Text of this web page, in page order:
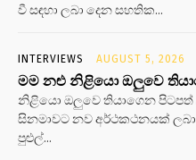
වී සඳහා ලබා දෙන සහතික...
INTERVIEWS AUGUST 5, 2026
මම නළු නිළියො ඔලුවෙ
නිළියො ඔලුවෙ තියාගෙන පිටපත්
සිනමාවට නව අර්ථකථනයක්
පුළුල්...